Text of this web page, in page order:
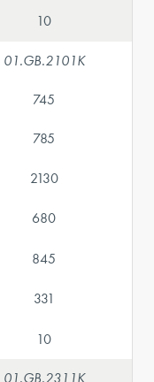
10
01.GB.2101K
745
785
2130
680
845
331
10